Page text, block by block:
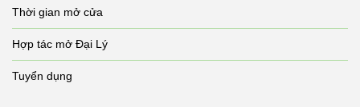
Thời gian mở cửa
Hợp tác mở Đại Lý
Tuyển dụng